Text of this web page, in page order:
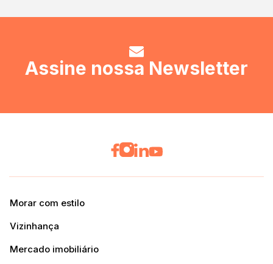
Assine nossa Newsletter
Morar com estilo
Vizinhança
Mercado imobiliário